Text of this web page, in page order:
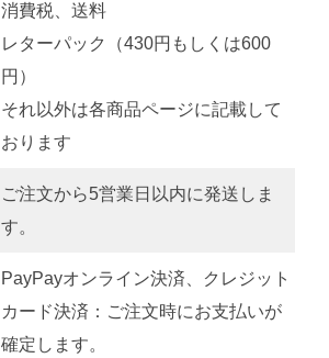
消費税、送料
レターパック（430円もしくは600
円）
それ以外は各商品ページに記載して
おります
ご注文から5営業日以内に発送しま
す。
PayPayオンライン決済、クレジット
カード決済：ご注文時にお支払いが
確定します。